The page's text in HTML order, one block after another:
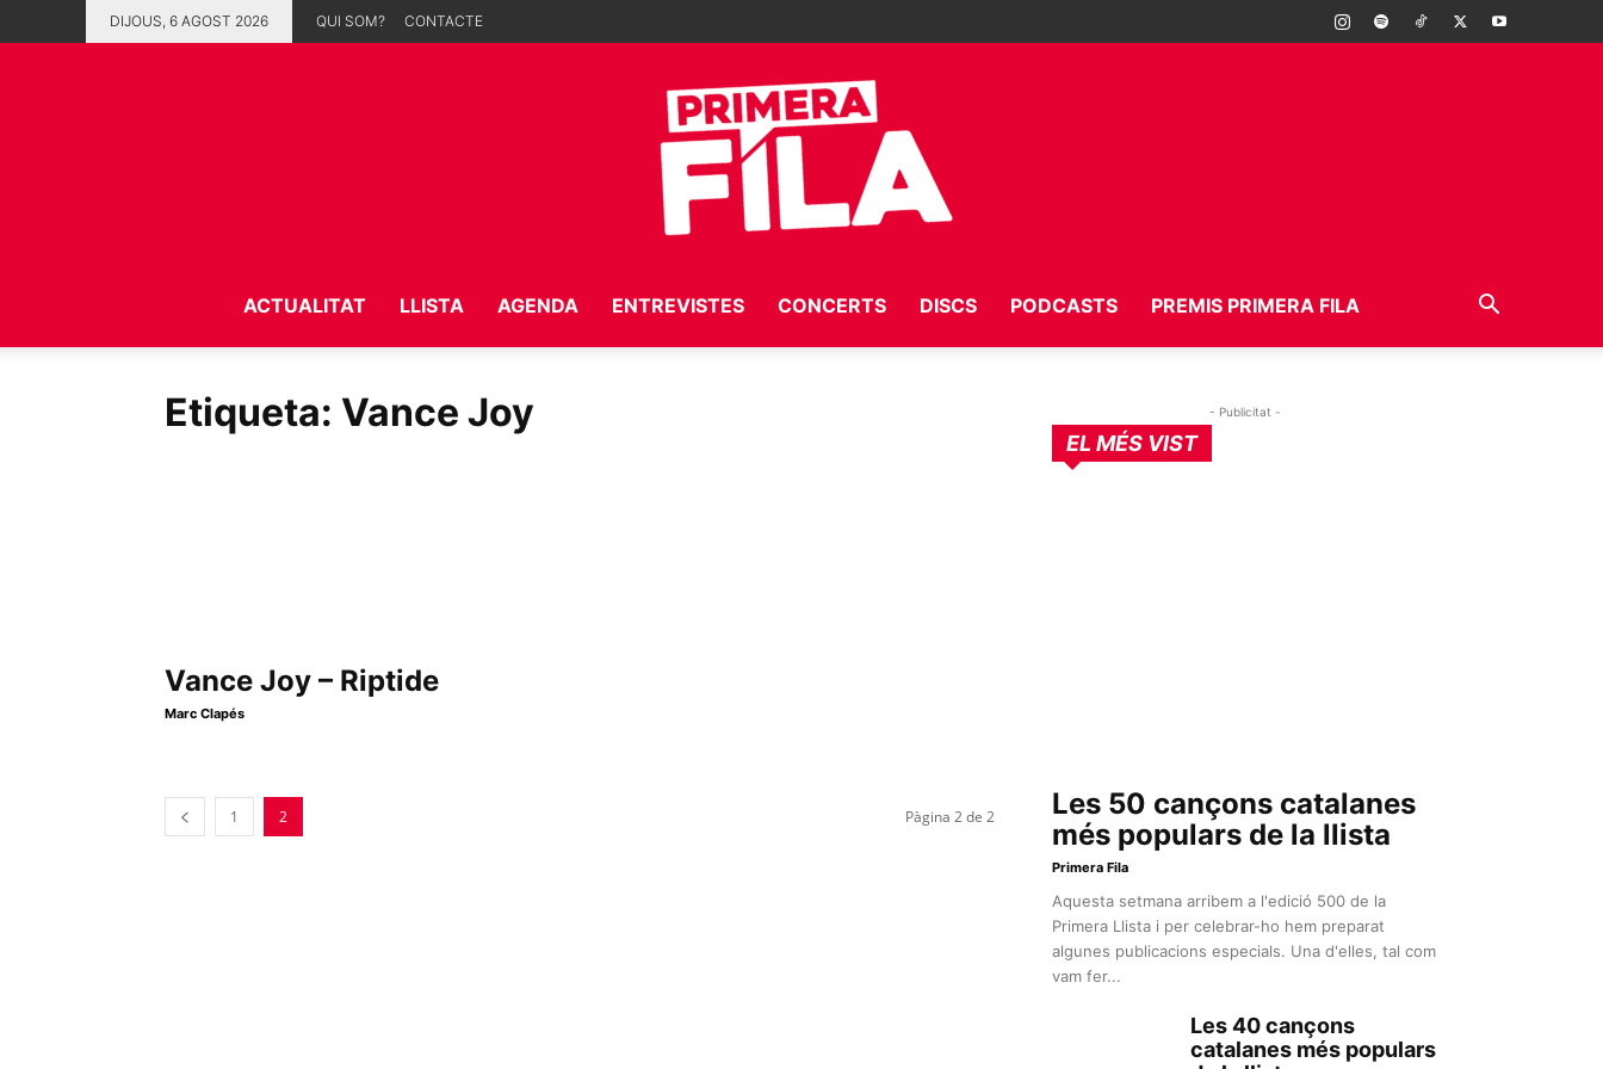
DIJOUS, 6 AGOST 2026 QUI SOM? CONTACTE
ACTUALITAT LLISTA AGENDA ENTREVISTES CONCERTS DISCS PODCASTS PREMIS PRIMERA FILA
Etiqueta: Vance Joy
Vance Joy – Riptide
Marc Clapés
1 2 Pàgina 2 de 2
- Publicitat -
EL MÉS VIST
Les 50 cançons catalanes
més populars de la llista
Primera Fila
Aquesta setmana arribem a l'edició 500 de la
Primera Llista i per celebrar-ho hem preparat
algunes publicacions especials. Una d'elles, tal com
vam fer...
Les 40 cançons
catalanes més populars